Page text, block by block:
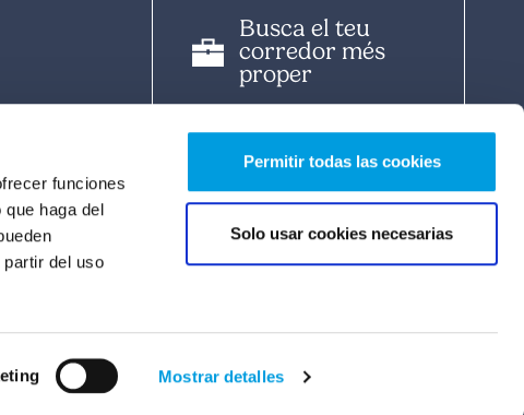
funciones
haga del
del uso
Mostrar detalles
Permitir todas las cookies
Solo usar cookies necesarias
Busca el teu
corredor més
proper
Ets boker?
Àrea Broker
Àrea del client